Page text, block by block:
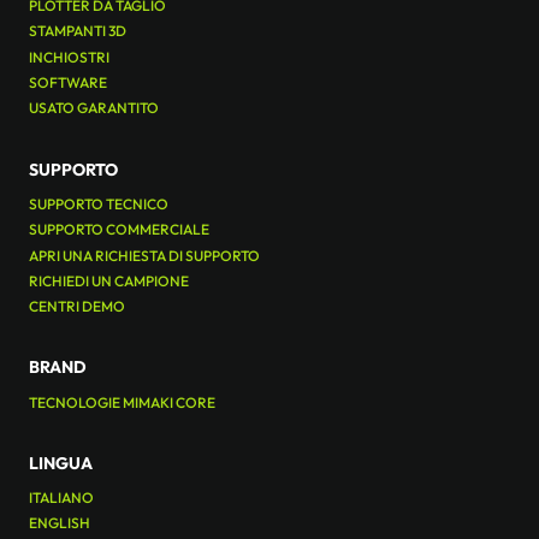
PLOTTER DA TAGLIO
STAMPANTI 3D
INCHIOSTRI
SOFTWARE
USATO GARANTITO
SUPPORTO
SUPPORTO TECNICO
SUPPORTO COMMERCIALE
APRI UNA RICHIESTA DI SUPPORTO
RICHIEDI UN CAMPIONE
CENTRI DEMO
BRAND
TECNOLOGIE MIMAKI CORE
LINGUA
ITALIANO
ENGLISH